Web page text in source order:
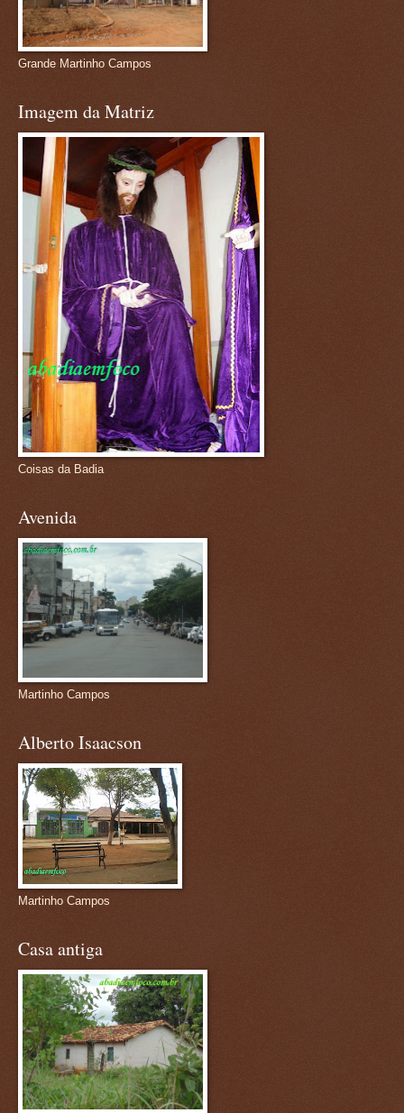
Grande Martinho Campos
Imagem da Matriz
Coisas da Badia
Avenida
Martinho Campos
Alberto Isaacson
Martinho Campos
Casa antiga